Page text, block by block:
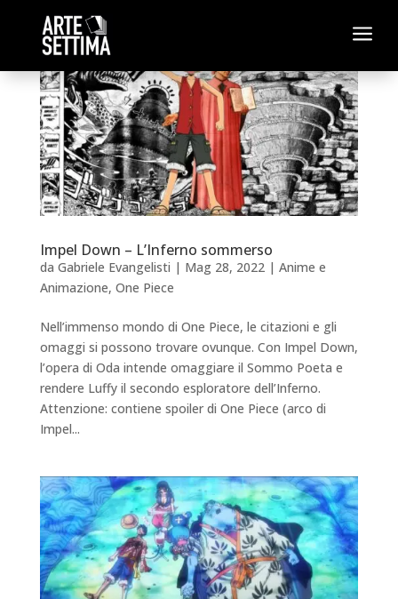
a
Impel Down – L’Inferno sommerso
da Gabriele Evangelisti | Mag 28, 2022| Anime e
Animazione, One Piece
Nell’immenso mondo di One Piece, le citazioni e gli
omaggi si possono trovare ovunque. Con Impel Down,
l’opera di Oda intende omaggiare il Sommo Poeta e
rendere Luffy il secondo esploratore dell’Inferno.
Attenzione: contiene spoiler di One Piece (arco di
Impel...